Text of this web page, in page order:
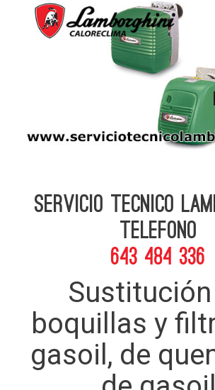
Servicio Tecnico
telefono
643 484 336
boquillas y
gasoil, de